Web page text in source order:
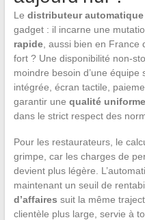
Le distributeur automatique
gadget : il incarne une
rapide, aussi bien en France
fort ? Une disponibilité non-
moindre besoin d’une
intégrée, écran tactile,
garantir une qualité uniforme
dans le strict respect des
Pour les restaurateurs, le
grimpe, car les charges de
devient plus légère.
maintenant un seuil de
d’affaires suit la même
clientèle plus large, servie à